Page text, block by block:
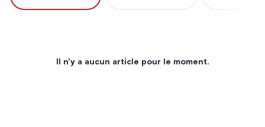
Il n'y a aucun article pour le moment.